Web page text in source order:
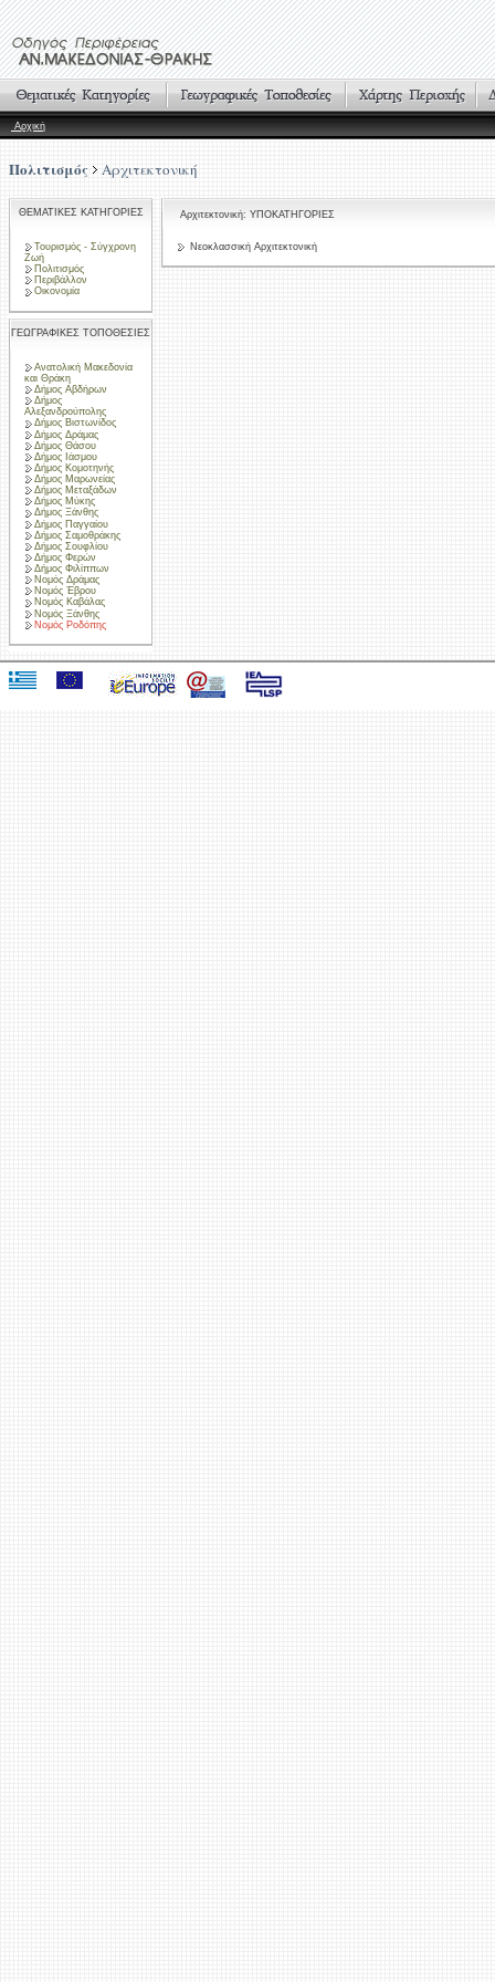
Αρχική
Πολιτισμός Αρχιτεκτονική
ΘΕΜΑΤΙΚΕΣ ΚΑΤΗΓΟΡΙΕΣ
Τουρισμός - Σύγχρονη
Ζωή
Πολιτισμός
Περιβάλλον
Οικονομία
ΓΕΩΓΡΑΦΙΚΕΣ ΤΟΠΟΘΕΣΙΕΣ
Ανατολική Μακεδονία
και Θράκη
Δήμος Αβδήρων
Δήμος
Αλεξανδρούπολης
Δήμος Βιστωνίδος
Δήμος Δράμας
Δήμος Θάσου
Δήμος Ιάσμου
Δήμος Κομοτηνής
Δήμος Μαρωνείας
Δήμος Μεταξάδων
Δήμος Μύκης
Δήμος Ξάνθης
Δήμος Παγγαίου
Δήμος Σαμοθράκης
Δήμος Σουφλίου
Δήμος Φερών
Δήμος Φιλίππων
Νομός Δράμας
Νομός Έβρου
Νομός Καβάλας
Νομός Ξάνθης
Νομός Ροδόπης
Αρχιτεκτονική: ΥΠΟΚΑΤΗΓΟΡΙΕΣ
Νεοκλασσική Αρχιτεκτονική